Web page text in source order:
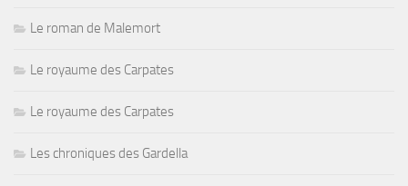
Le roman de Malemort
Le royaume des Carpates
Le royaume des Carpates
Les chroniques des Gardella